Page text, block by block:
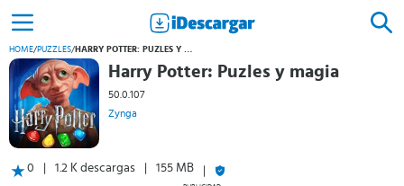
HOME/PUZZLES/ HARRY POTTER: PUZLES Y MAGIA
Harry Potter: Puzles y magia
50.0.107
Zynga
0 1.2 K descargas 155 MB